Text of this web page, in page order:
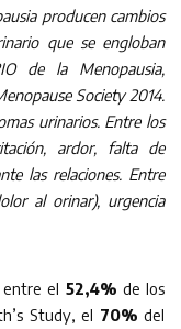
producen cambios
que se engloban
de la Menopausia,
Society 2014.
urinarios. Entre los
ardor, falta de
las relaciones. Entre
al orinar), urgencia
entre el 52,4% de los
Study, el 70%del